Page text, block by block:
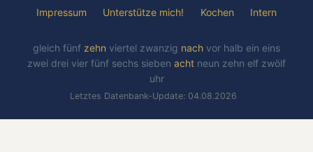
Impressum Unterstütze mich! Kochen Intern
gleich fünf zehn viertel zwanzig nach vor halb ein eins
zwei drei vier fünf sechs sieben acht neun zehn elf zwölf
uhr
Letztes Datenbank-Update: 04.08.2026